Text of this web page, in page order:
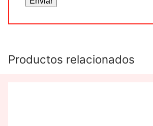
Productos relacionados